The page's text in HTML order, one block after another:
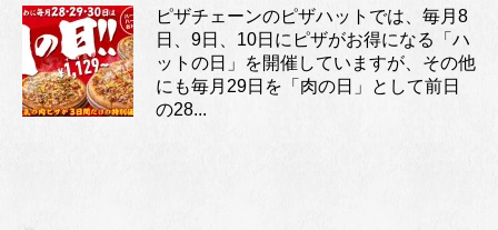
ピザチェーンのピザハットでは、毎月8
日、9日、10日にピザがお得になる「ハ
ットの日」を開催していますが、その他
にも毎月29日を「肉の日」として前日
の28...